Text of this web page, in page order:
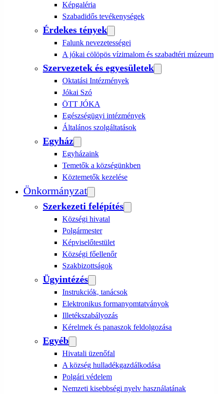
Képgaléria
Szabadidős tevékenységek
Érdekes tények
Falunk nevezetességei
A jókai cölöpös vízimalom és szabadtéri múzeum
Szervezetek és egyesületek
Oktatási Intézmények
Jókai Szó
ÖTT JÓKA
Egészségügyi intézmények
Általános szolgáltatások
Egyház
Egyházaink
Temetők a községünkben
Köztemetők kezelése
Önkormányzat
Szerkezeti felépítés
Községi hivatal
Polgármester
Képviselőtestület
Községi főellenőr
Szakbizottságok
Ügyintézés
Instrukciók, tanácsok
Elektronikus formanyomtatványok
Illetékszabályozás
Kérelmek és panaszok feldolgozása
Egyéb
Hivatali üzenőfal
A község hulladékgazdálkodása
Polgári védelem
Nemzeti kisebbségi nyelv használatának